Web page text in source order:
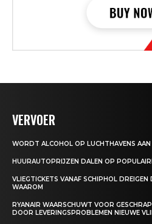
VERVOER
WORDT ALCOHOL OP LUCHTHAVENS AAN
HUURAUTOPRIJZEN DALEN OP
VLIEGTICKETS VANAF SCHIPHOL
WAAROM
RYANAIR WAARSCHUWT VOOR
DOOR LEVERINGSPROBLEMEN NIEUWE